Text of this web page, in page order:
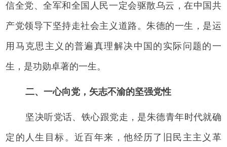
信全党、全军和全国人民一定会驱散乌云，在中国共
产党领导下坚持走社会主义道路。朱德的一生，是运
用马克思主义的普遍真理解决中国的实际问题的一
生，是功勋卓著的一生。
二、一心向党，矢志不渝的坚强党性
坚决听党话、铁心跟党走，是朱德青年时代就确
定的人生目标。近百年来，他经历了旧民主主义革